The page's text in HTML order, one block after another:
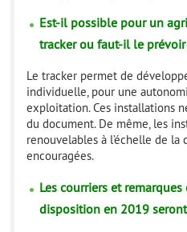
Est-il possible pour un
tracker ou faut-il le prévoir
Le tracker permet de
individuelle, pour une
exploitation. Ces installations
du document. De même, les
renouvelables à l’échelle de
encouragées.
Les courriers et
disposition en 2019